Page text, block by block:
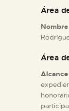
Área
Área